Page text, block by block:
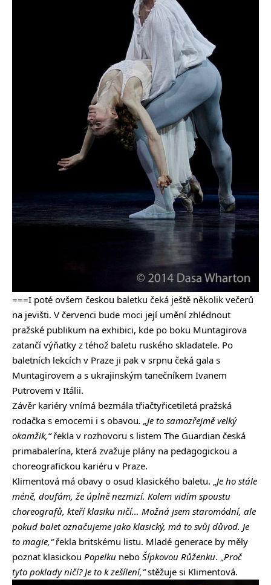
===I poté ovšem českou baletku čeká ještě několik večerů
na jevišti. V červenci bude moci její umění zhlédnout
pražské publikum na exhibici, kde po boku Muntagirova
zatančí výňatky z téhož baletu ruského skladatele. Po
baletních lekcích v Praze ji pak v srpnu čeká gala s
Muntagirovem a s ukrajinským tanečníkem Ivanem
Putrovem v Itálii.
Závěr kariéry vnímá bezmála třiačtyřicetiletá pražská
rodačka s emocemi i s obavou. „Je to samozřejmě velký
okamžik,“řekla v rozhovoru s listem The Guardian česká
primabalerína, která zvažuje plány na pedagogickou a
choreografickou kariéru v Praze.
Klimentová má obavy o osud klasického baletu. „Je ho stále
méně, doufám, že úplně nezmizí. Kolem vidím spoustu
choreografů, kteří klasiku ničí… Možná jsem staromódní, ale
pokud balet označujeme jako klasický, má to svůj důvod. Je
to magie,“řekla britskému listu. Mladé generace by měly
poznat klasickou Popelku nebo Šípkovou Růženku. „Proč
tyto poklady ničí? Je to k zešílení,“stěžuje si Klimentová.